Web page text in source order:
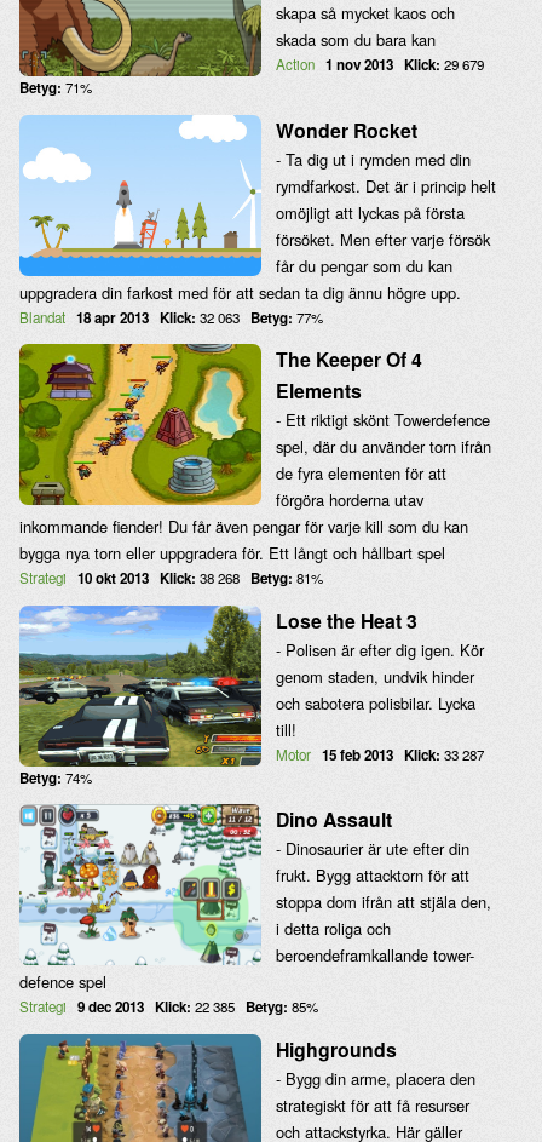
skapa så mycket kaos och
skada som du bara kan
Action 1 nov 2013 Klick: 29 679
Betyg: 71%
Wonder Rocket
- Ta dig ut i rymden med din
rymdfarkost. Det är i princip helt
omöjligt att lyckas på första
försöket. Men efter varje försök
får du pengar som du kan
uppgradera din farkost med för att sedan ta dig ännu högre upp.
Blandat 18 apr 2013 Klick: 32 063 Betyg: 77%
The Keeper Of 4
Elements
- Ett riktigt skönt Towerdefence
spel, där du använder torn ifrån
de fyra elementen för att
förgöra horderna utav
inkommande fiender! Du får även pengar för varje kill som du kan
bygga nya torn eller uppgradera för. Ett långt och hållbart spel
Strategi 10 okt 2013 Klick: 38 268 Betyg: 81%
Lose the Heat 3
- Polisen är efter dig igen. Kör
genom staden, undvik hinder
och sabotera polisbilar. Lycka
till!
Motor 15 feb 2013 Klick: 33 287
Betyg: 74%
Dino Assault
- Dinosaurier är ute efter din
frukt. Bygg attacktorn för att
stoppa dom ifrån att stjäla den,
i detta roliga och
beroendeframkallande tower-
defence spel
Strategi 9 dec 2013 Klick: 22 385 Betyg: 85%
Highgrounds
- Bygg din arme, placera den
strategiskt för att få resurser
och attackstyrka. Här gäller